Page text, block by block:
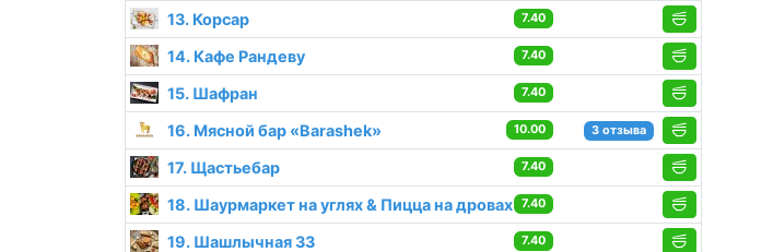
13. Корсар 7.40
14. Кафе Рандеву 7.40
15. Шафран 7.40
16. Мясной бар «Barashek» 10.00 3 отзыва
17. Щастьебар 7.40
18. Шаурмаркет на углях & Пицца на дровах 7.40
19. Шашлычная 33 7.40